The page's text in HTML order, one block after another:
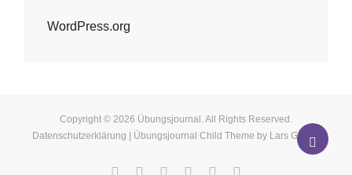
WordPress.org
Copyright © 2026 Übungsjournal . All Rights Reserved.
Datenschutzerklärung | Übungsjournal Child Theme by Lars Göhler Scroll